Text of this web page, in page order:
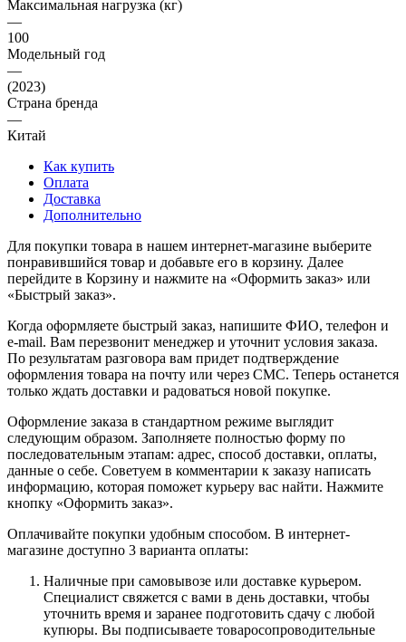
Максимальная нагрузка (кг)
—
100
Модельный год
—
(2023)
Страна бренда
—
Китай
Как купить
Оплата
Доставка
Дополнительно
Для покупки товара в нашем интернет-магазине выберите
понравившийся товар и добавьте его в корзину. Далее
перейдите в Корзину и нажмите на «Оформить заказ» или
«Быстрый заказ».
Когда оформляете быстрый заказ, напишите ФИО, телефон и
e-mail. Вам перезвонит менеджер и уточнит условия заказа.
По результатам разговора вам придет подтверждение
оформления товара на почту или через СМС. Теперь останется
только ждать доставки и радоваться новой покупке.
Оформление заказа в стандартном режиме выглядит
следующим образом. Заполняете полностью форму по
последовательным этапам: адрес, способ доставки, оплаты,
данные о себе. Советуем в комментарии к заказу написать
информацию, которая поможет курьеру вас найти. Нажмите
кнопку «Оформить заказ».
Оплачивайте покупки удобным способом. В интернет-
магазине доступно 3 варианта оплаты:
Наличные при самовывозе или доставке курьером.
Специалист свяжется с вами в день доставки, чтобы
уточнить время и заранее подготовить сдачу с любой
купюры. Вы подписываете товаросопроводительные